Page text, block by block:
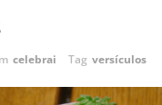
celebrai Tag versículos